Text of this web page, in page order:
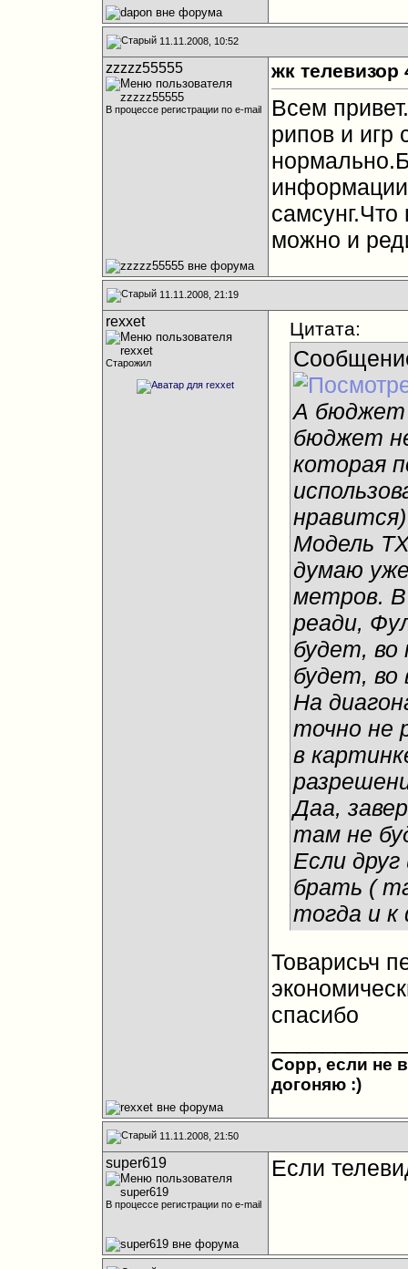
11.11.2008, 10:52
zzzzz55555
В процессе регистрации по e-mail
жк телевизор
Всем
рипов и игр
можно и
11.11.2008, 21:19
rexxet
Старожил
Цитата:
А бюджет
бюджет
которая
нравится)
Модель
думаю
метров.
реади,
будет, во
будет, во
На
точно не
в
Даа,
там не
Если
брать (
тогда и к
Товарисьч
спасибо
Сорр, если не в
догоняю :)
11.11.2008, 21:50
super619
В процессе регистрации по e-mail
Если